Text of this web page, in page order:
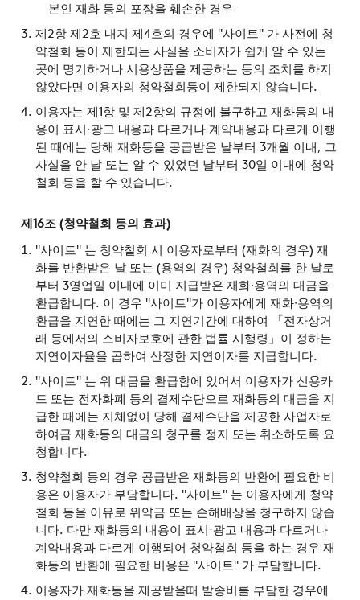
본인 재화 등의 포장을 훼손한 경우
제2항 제2호 내지 제4호의 경우에 "사이트" 가 사전에 청
약철회 등이 제한되는 사실을 소비자가 쉽게 알 수 있는
곳에 명기하거나 시용상품을 제공하는 등의 조치를 하지
않았다면 이용자의 청약철회등이 제한되지 않습니다.
이용자는 제1항 및 제2항의 규정에 불구하고 재화등의 내
용이 표시·광고 내용과 다르거나 계약내용과 다르게 이행
된 때에는 당해 재화등을 공급받은 날부터 3개월 이내, 그
사실을 안 날 또는 알 수 있었던 날부터 30일 이내에 청약
철회 등을 할 수 있습니다.
제16조 (청약철회 등의 효과)
"사이트" 는 청약철회 시 이용자로부터 (재화의 경우) 재
화를 반환받은 날 또는 (용역의 경우) 청약철회를 한 날로
부터 3영업일 이내에 이미 지급받은 재화∙용역의 대금을
환급합니다. 이 경우 "사이트"가 이용자에게 재화∙용역의
환급을 지연한 때에는 그 지연기간에 대하여 「전자상거
래 등에서의 소비자보호에 관한 법률 시행령」이 정하는
지연이자율을 곱하여 산정한 지연이자를 지급합니다.
"사이트" 는 위 대금을 환급함에 있어서 이용자가 신용카
드 또는 전자화폐 등의 결제수단으로 재화등의 대금을 지
급한 때에는 지체없이 당해 결제수단을 제공한 사업자로
하여금 재화등의 대금의 청구를 정지 또는 취소하도록 요
청합니다.
청약철회 등의 경우 공급받은 재화등의 반환에 필요한 비
용은 이용자가 부담합니다. "사이트" 는 이용자에게 청약
철회 등을 이유로 위약금 또는 손해배상을 청구하지 않습
니다. 다만 재화등의 내용이 표시·광고 내용과 다르거나
계약내용과 다르게 이행되어 청약철회 등을 하는 경우 재
화등의 반환에 필요한 비용은 "사이트" 가 부담합니다.
이용자가 재화등을 제공받을때 발송비를 부담한 경우에